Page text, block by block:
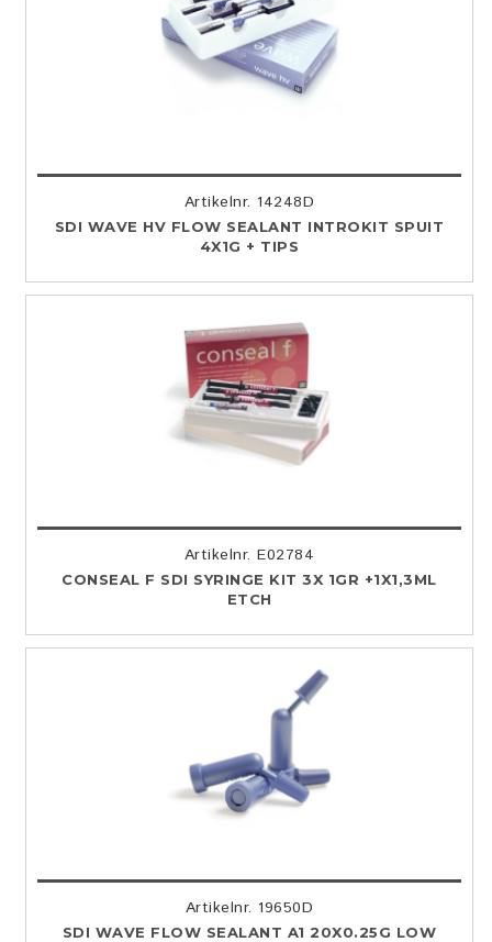
Artikelnr. 14248D
SDI WAVE HV FLOW SEALANT INTROKIT SPUIT
4X1G + TIPS
Artikelnr. E02784
CONSEAL F SDI SYRINGE KIT 3X 1GR +1X1,3ML
ETCH
Artikelnr. 19650D
SDI WAVE FLOW SEALANT A1 20X0.25G LOW